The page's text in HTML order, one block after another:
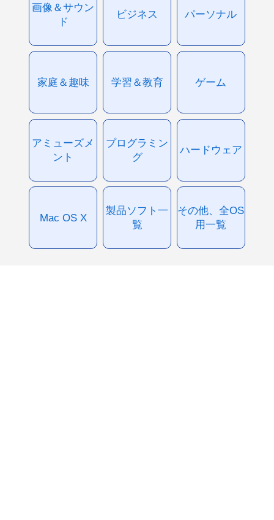
画像＆サウン
ド
ビジネス パーソナル
家庭＆趣味 学習＆教育 ゲーム
アミューズメ
ント
プログラミン
グ
ハードウェア
Mac OS X
製品ソフト一
覧
その他、全OS
用一覧